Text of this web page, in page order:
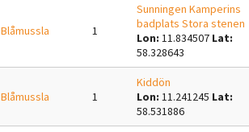
Blåmussla 1
Sunningen Kamperins
badplats Stora stenen
Lon: 11.834507 Lat:
58.328643
Blåmussla 1
Kiddön
Lon: 11.241245 Lat:
58.531886